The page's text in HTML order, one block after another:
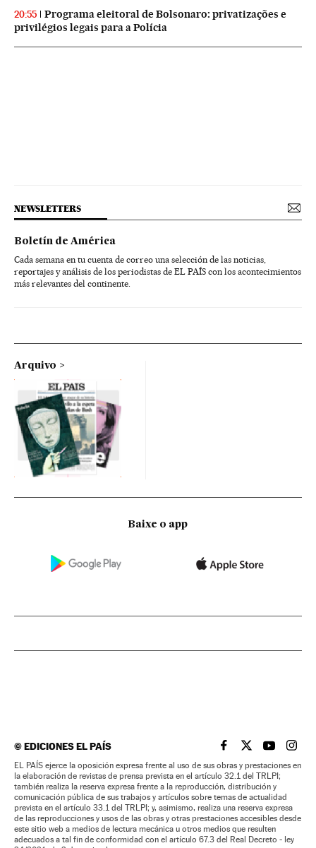
20:55
Programa eleitoral de Bolsonaro: privatizações e
privilégios legais para a Polícia
NEWSLETTERS
Boletín de América
Cada semana en tu cuenta de correo una selección de las noticias,
reportajes y análisis de los periodistas de EL PAÍS con los acontecimientos
más relevantes del continente.
Arquivo
Baixe o app
©EDICIONES EL PAÍS EL PAÍS BRASIL EN
EL PAÍSEL PAÍS
EL
EL PAÍS ejerce la oposición expresa frente al uso de sus obras y prestaciones en
la elaboración de revistas de prensa prevista en el artículo 32.1 del TRLPI;
también realiza la reserva expresa frente a la reproducción, distribución y
comunicación pública de sus trabajos y artículos sobre temas de actualidad
prevista en el artículo 33.1 del TRLPI; y, asimismo, realiza una reserva expresa
de las reproducciones y usos de las obras y otras prestaciones accesibles desde
este sitio web a medios de lectura mecánica u otros medios que resulten
adecuados a tal fin de conformidad con el artículo 67.3 del Real Decreto - ley